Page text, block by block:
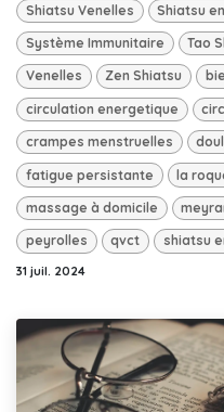
Shiatsu Venelles Shiatsu
Système Immunitaire Tao
Venelles Zen Shiatsu
circulation energetique
crampes menstruelles
fatigue persistante la
massage à domicile
peyrolles qvct shiatsu
31 juil. 2024